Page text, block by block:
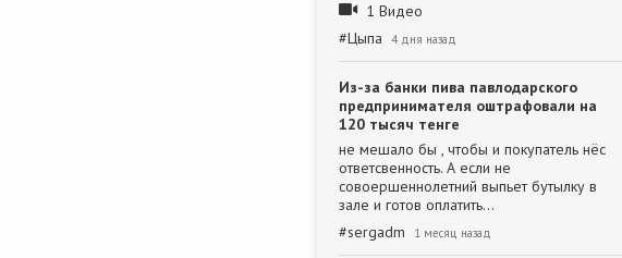
1 Видео
#Цыпа 4 дня назад
Из-за банки пива павлодарского
предпринимателя оштрафовали на
120 тысяч тенге
не мешало бы , чтобы и покупатель нёс
ответсвенность. А если не
совоершеннолетний выпьет бутылку в
зале и готов оплатить…
#sergadm 1 месяц назад